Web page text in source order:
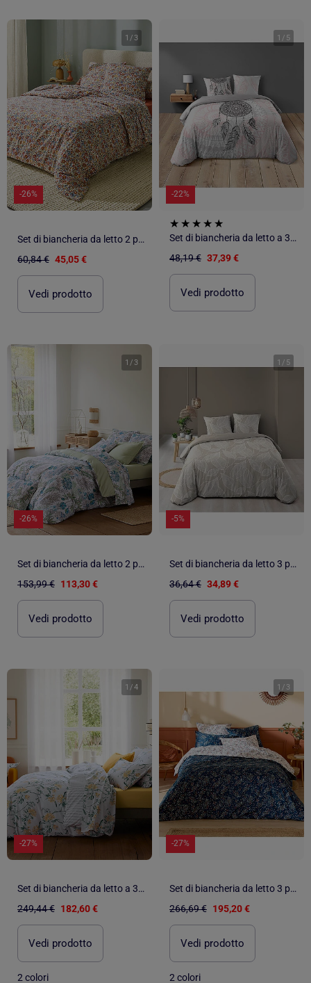
1 / 3
-26%
Set di biancheria da letto 2 pezzi in flanella di cotone floreale + fodera per cuscino
60,84 € 45,05 €
Vedi prodotto
1 / 5
-22%
Set di biancheria da letto a 3 pezzi in cotone con acchiappasogni, fodere e copricuscini
48,19 € 37,39 €
Vedi prodotto
1 /3
-26%
Set di biancheria da letto 2 pezzi in raso di cotone copripiumino + federe
153,99 € 113,30 €
Vedi prodotto
1 / 5
-5%
Set di biancheria da letto 3 pezzi in cotone con motivo a foglie + federe
36,64 € 34,89 €
Vedi prodotto
1 /4
-27%
Set di biancheria da letto a 3 pezzi in percalle di cotone con motivo floreale
249,44 € 182,60 €
Vedi prodotto
2 colori
1 / 3
-27%
Set di biancheria da letto 3 pezzi in raso di cotone floreale 110 fili + federe
266,69 € 195,20 €
Vedi prodotto
2 colori